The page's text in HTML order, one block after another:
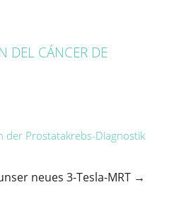
DEL CÁNCER DE
der Prostatakrebs-Diagnostik
neues 3-Tesla-MRT →